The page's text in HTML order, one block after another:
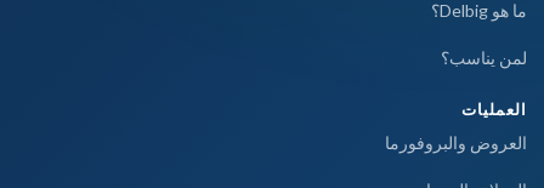
ما هو Delbig؟
لمن يناسب؟
العمليات
العروض والبروفورما